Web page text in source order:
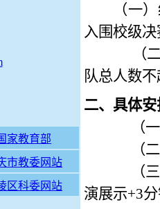
家教育部
市教委网站
区科委网站
（一
入围校级决
（二
队总人数
二、 具体安
（一
（二
（三
演展示+3